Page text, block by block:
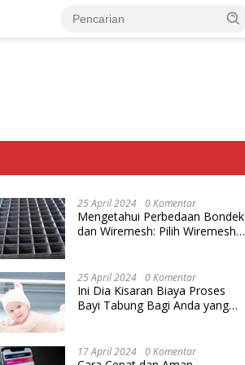
25 April 2024 0 Komentar
Mengetahui Perbedaan Bondek
dan Wiremesh: Pilih Wiremesh
25 April 2024 0 Komentar
Ini Dia Kisaran Biaya Proses
Bayi Tabung Bagi Anda yang
17 April 2024 0 Komentar